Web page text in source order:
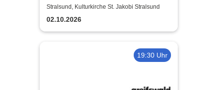
Akustik Tour 2026
Stralsund, Kulturkirche St. Jakobi Stralsund
02.10.2026
19:30 Uhr